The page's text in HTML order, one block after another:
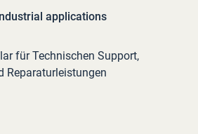
applications
für Technischen Support,
Reparaturleistungen